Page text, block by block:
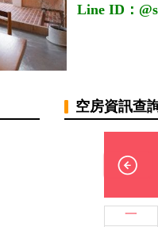
Line ID：
空房資訊查
一